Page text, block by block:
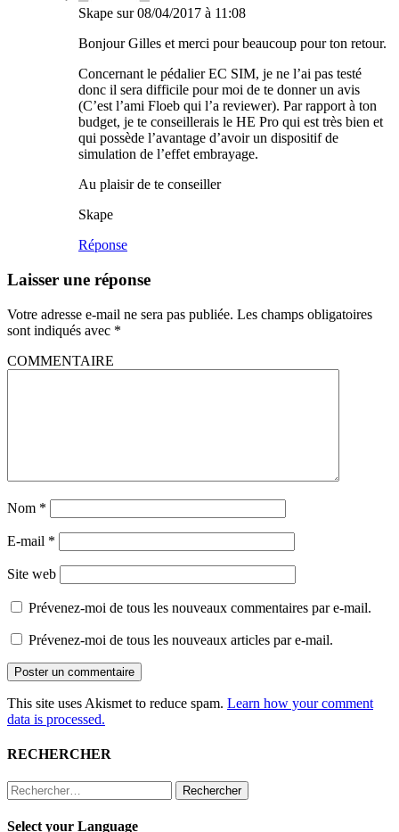
Skape sur 08/04/2017 à 11:08
Bonjour Gilles et merci pour beaucoup pour ton retour.
Concernant le pédalier EC SIM, je ne l’ai pas testé
donc il sera difficile pour moi de te donner un avis
(C’est l’ami Floeb qui l’a reviewer). Par rapport à ton
budget, je te conseillerais le HE Pro qui est très bien et
qui possède l’avantage d’avoir un dispositif de
simulation de l’effet embrayage.
Au plaisir de te conseiller
Skape
Réponse
Laisser une réponse
Votre adresse e-mail ne sera pas publiée. Les champs obligatoires
sont indiqués avec *
COMMENTAIRE
Nom *
E-mail *
Site web
Prévenez-moi de tous les nouveaux commentaires par e-mail.
Prévenez-moi de tous les nouveaux articles par e-mail.
This site uses Akismet to reduce spam. Learn how your comment
data is processed.
RECHERCHER
Rechercher :
Select your Language